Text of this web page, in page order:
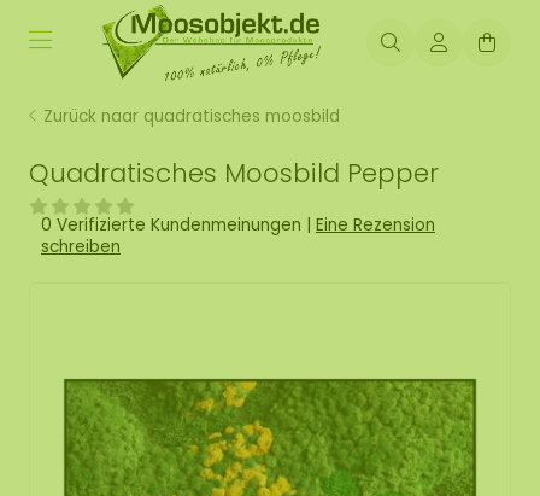
Zurück naar quadratisches moosbild
Quadratisches Moosbild Pepper
0 Verifizierte Kundenmeinungen | Eine Rezension
schreiben